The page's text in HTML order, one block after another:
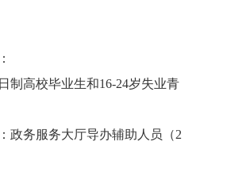
高校毕业生和16-24岁失业青
务服务大厅导办辅助人员（2